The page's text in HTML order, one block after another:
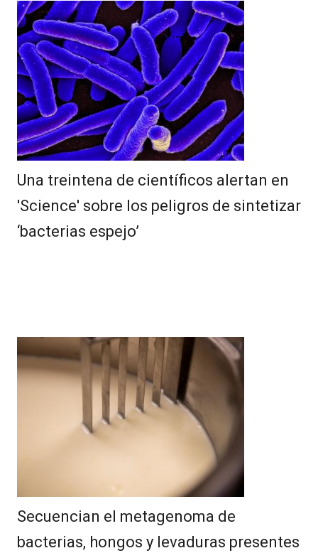
Una treintena de científicos alertan en
'Science' sobre los peligros de sintetizar
‘bacterias espejo’
Secuencian el metagenoma de
bacterias, hongos y levaduras presentes